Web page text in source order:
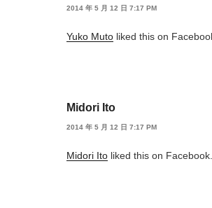
2014 年 5 月 12 日 7:17 PM
Yuko Muto liked this on
Midori Ito
2014 年 5 月 12 日 7:17 PM
Midori Ito liked this on Facebook.